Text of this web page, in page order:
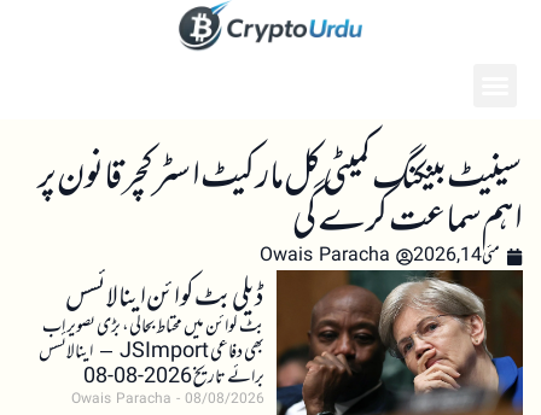
سینیٹ بینکنگ کمیٹی کل مارکیٹ اسٹرکچر قانون پر
اہم سماعت کرے گی
مئی 14, 2026 Owais Paracha
ڈیلی بٹ کوائن اینالائسس
بٹ کوائن میں محتاط بحالی، بڑی تصویر اب
بھی دفاعی JSImport – اینالائسس
برائے تاریخ 2026-08-08
Owais Paracha 08/08/2026